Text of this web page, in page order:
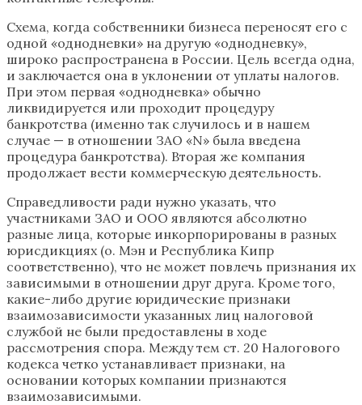
Схема, когда собственники бизнеса переносят его с
одной «однодневки» на другую «однодневку»,
широко распространена в России. Цель всегда одна,
и заключается она в уклонении от уплаты налогов.
При этом первая «однодневка» обычно
ликвидируется или проходит процедуру
банкротства (именно так случилось и в нашем
случае — в отношении ЗАО «N» была введена
процедура банкротства). Вторая же компания
продолжает вести коммерческую деятельность.
Справедливости ради нужно указать, что
участниками ЗАО и ООО являются абсолютно
разные лица, которые инкорпорированы в разных
юрисдикциях (о. Мэн и Республика Кипр
соответственно), что не может повлечь признания их
зависимыми в отношении друг друга. Кроме того,
какие-либо другие юридические признаки
взаимозависимости указанных лиц налоговой
службой не были предоставлены в ходе
рассмотрения спора. Между тем ст. 20 Налогового
кодекса четко устанавливает признаки, на
основании которых компании признаются
взаимозависимыми.